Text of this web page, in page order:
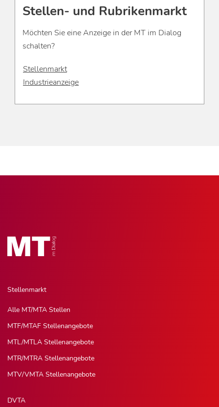
Stellen- und Rubrikenmarkt
Möchten Sie eine Anzeige in der MT im Dialog
schalten?
Stellenmarkt
Industrieanzeige
Stellenmarkt
Alle MT/MTA Stellen
MTF/MTAF Stellenangebote
MTL/MTLA Stellenangebote
MTR/MTRA Stellenangebote
MTV/VMTA Stellenangebote
DVTA